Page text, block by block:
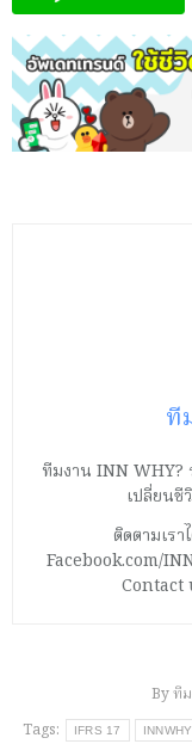
ที
ทีมงาน INN WHY?
เปลี่ยนชี
ติดตามเร
Facebook.com/
Contact
Byที
Tags:
IFRS 17